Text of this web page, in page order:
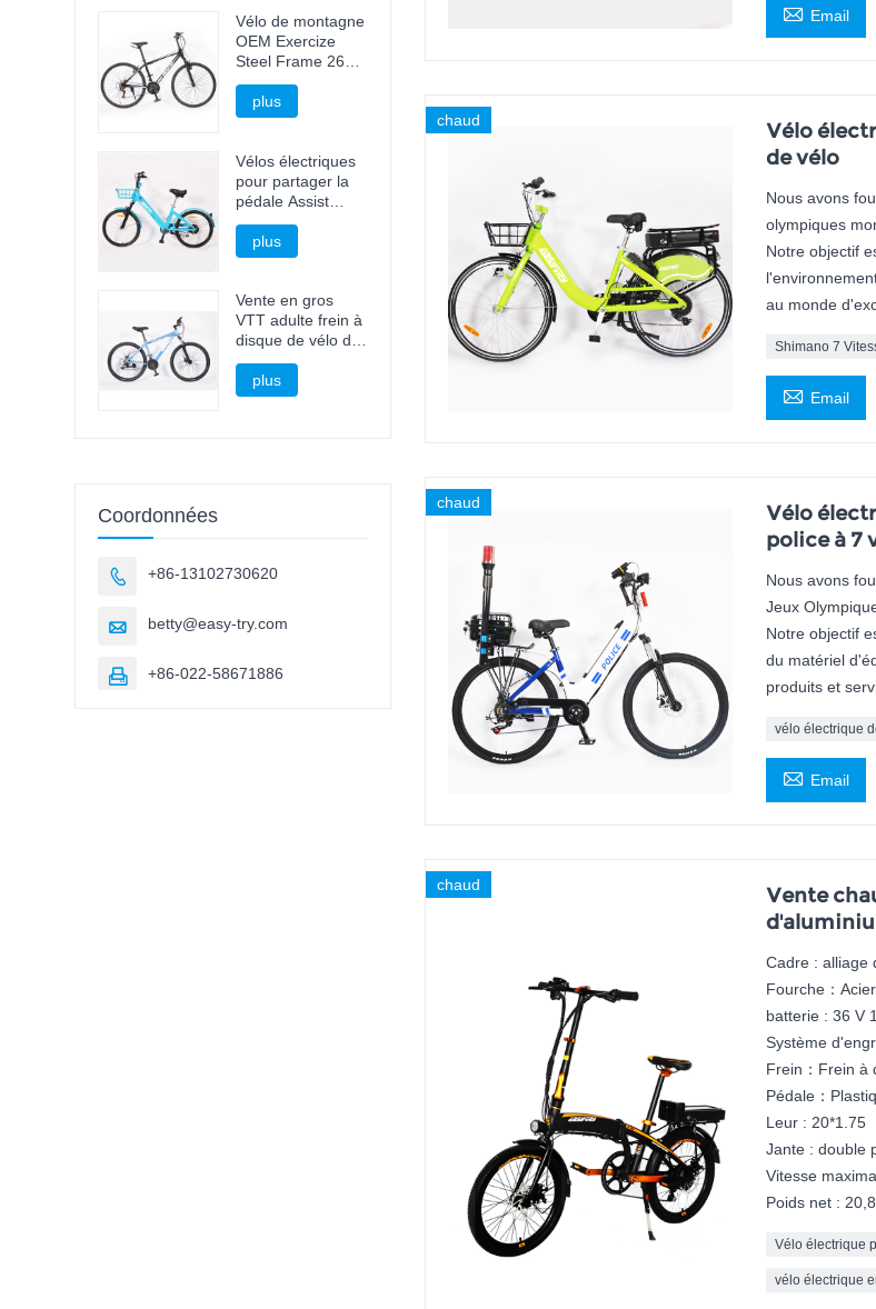
 Email
chaud
Vélo
de vélo
Nous avons
olympiques
Notre objectif
au monde
Shimano 7
 Email
chaud
Vélo
police à 7
Nous avons
Jeux
Notre objectif
du matériel
produits et
vélo électrique
 Email
chaud
Vente
Cadre : alliage
Fourche：
batterie : 36 V
Système
Frein：Frein à
Pédale：
Leur : 20*1.75
Jante : double
Vitesse
Poids net :
Vélo électrique
vélo électrique
Vélo de montagne
OEM Exercize
Steel Frame 26
pouces
plus
Vélos électriques
pour partager la
pédale Assist
Bicycle E Bike
plus
Vente en gros
VTT adulte frein à
disque de vélo de
montagne
plus
Coordonnées
 +86-13102730620
 betty@easy-try.com
 +86-022-58671886